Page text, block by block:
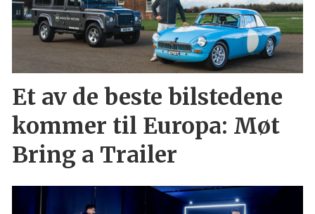
Et av de beste bilstedene
kommer til Europa: Møt
Bring a Trailer